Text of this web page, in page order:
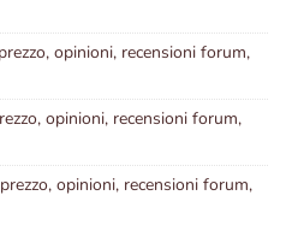
opinioni, recensioni forum,
opinioni, recensioni forum,
opinioni, recensioni forum,